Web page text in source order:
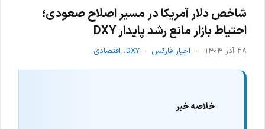
شاخص دلار آمریکا در مسیر اصلاح صعودی؛
احتیاط بازار مانع رشد پایدار DXY
۲۸ آذر ۱۴۰۴ اخبار فارکس DXY، اقتصادی
خلاصه خبر